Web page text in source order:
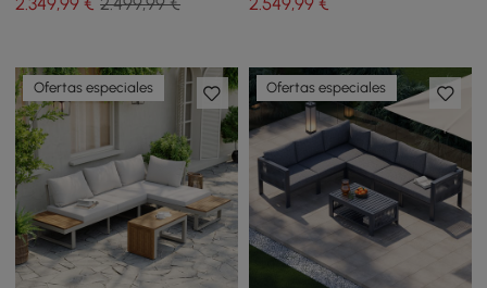
Ofertas especiales Ofertas especiales